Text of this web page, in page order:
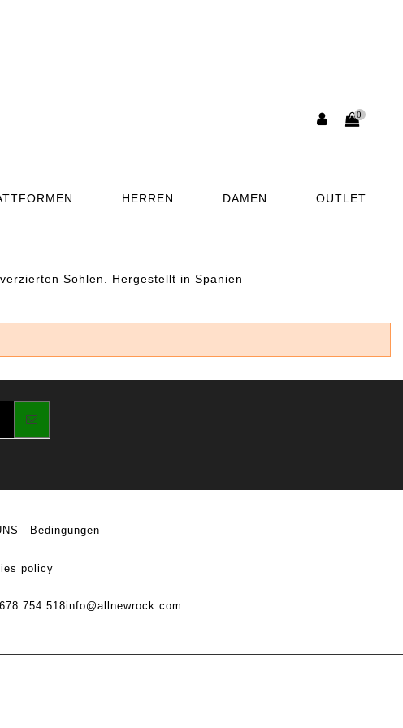
0
HERREN DAMEN OUTLET
Sohlen. Hergestellt in Spanien
Bedingungen
policy
754 518info@allnewrock.com